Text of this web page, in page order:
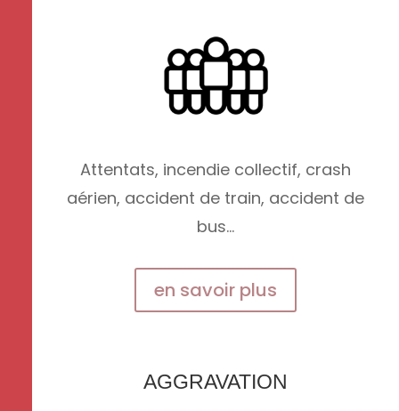
Attentats, incendie collectif, crash
aérien, accident de train, accident de
bus…
en savoir plus
AGGRAVATION